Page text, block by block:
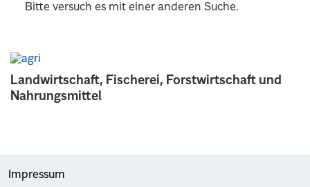
Landwirtschaft, Fischerei, Forstwirtschaft und
Nahrungsmittel
Bitte versuch es mit einer anderen Suche.
Impressum